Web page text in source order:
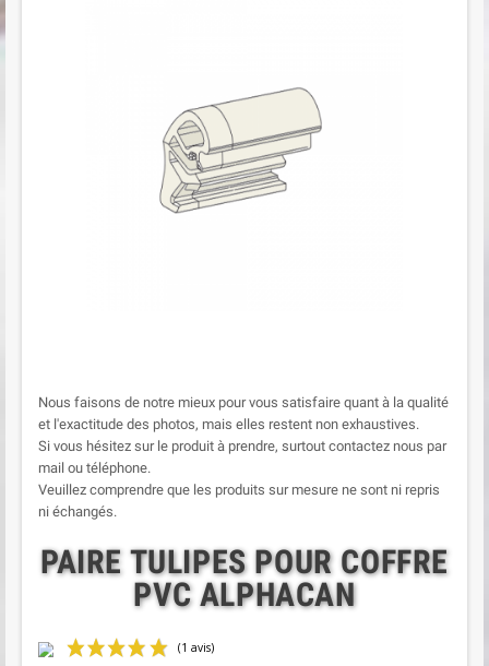
Nous faisons de notre mieux pour vous satisfaire quant à la qualité
et l'exactitude des photos, mais elles restent non exhaustives.
Si vous hésitez sur le produit à prendre, surtout contactez nous par
mail ou téléphone.
Veuillez comprendre que les produits sur mesure ne sont ni repris
ni échangés.
PAIRE TULIPES POUR COFFRE
PVC ALPHACAN